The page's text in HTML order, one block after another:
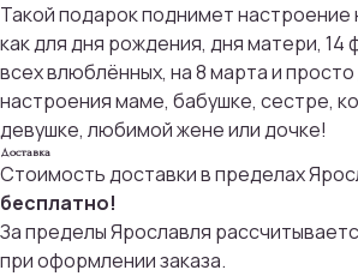
Такой подарок поднимет настроение
как для дня рождения, дня матери, 14
всех влюблённых, на 8 марта и
настроения маме, бабушке, сестре,
девушке, любимой жене или дочке!
Доставка
Стоимость доставки в пределах
бесплатно!
За пределы Ярославля
при оформлении заказа.